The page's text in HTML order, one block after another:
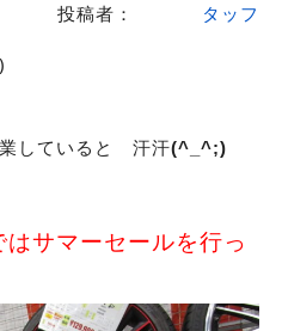
投稿者：
タッフ
していると 汗汗(^_^;)
サマーセールを行っ